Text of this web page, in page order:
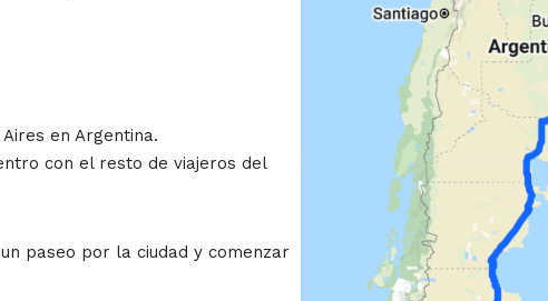
en Argentina.
con el resto de viajeros del
paseo por la ciudad y comenzar